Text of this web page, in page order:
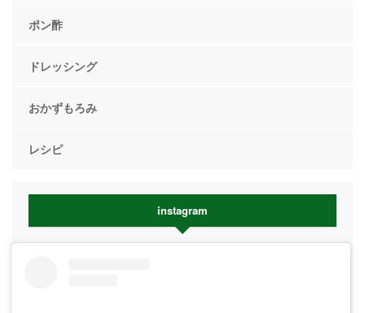
ポン酢
ドレッシング
おかずもろみ
レシピ
instagram